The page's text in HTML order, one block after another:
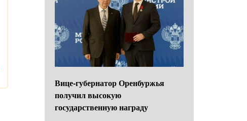
Вице-губернатор Оренбуржья
получил высокую
государственную награду